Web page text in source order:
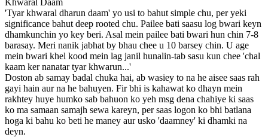
'Tyar khwaral dharun daam' yo usi to bahut simple chu, per yeki
significance bahut deep rooted chu. Pailee bati saasu log bwari keyn
dhamkunchin yo key beri. Asal mein pailee bati bwari hun chin 7-8
barasay. Meri nanik jabhat by bhau chee u 10 barsey chin. U age
mein bwari khel kood mein lag janil hunalin-tab sasu kun chee 'chal
kaam ker nanatar tyar khwarun...'
Doston ab samay badal chuka hai, ab wasiey to na he aisee saas rah
gayi hain aur na he bahuyen. Fir bhi is kahawat ko dhayn mein
rakhtey huye humko sab bahuon ko yeh msg dena chahiye ki saas
ko ma samaan samajh sewa kareyn, per saas logon ko bhi batlana
hoga ki bahu ko beti he maney aur usko 'daamney' ki dhamki na
deyn.